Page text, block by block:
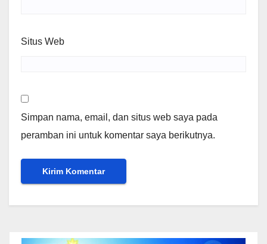
Situs Web
Simpan nama, email, dan situs web saya pada
peramban ini untuk komentar saya berikutnya.